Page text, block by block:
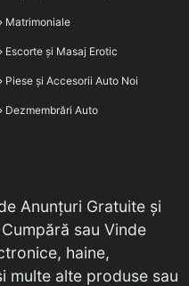
Matrimoniale
Escorte și Masaj Erotic
Piese și Accesorii Auto Noi
Dezmembrări Auto
Anunțuri Gratuite și
sau Vinde
haine,
multe alte produse sau